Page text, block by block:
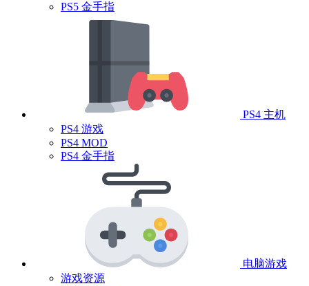
PS5 金手指
PS4 主机
PS4 游戏
PS4 MOD
PS4 金手指
电脑游戏
游戏资源